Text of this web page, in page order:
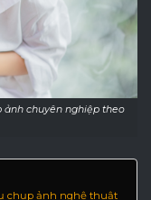
ảnh chuyên nghiệp theo
chụp ảnh nghệ thuật